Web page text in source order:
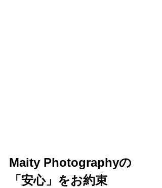
Maity Photographyの
「安心」をお約束